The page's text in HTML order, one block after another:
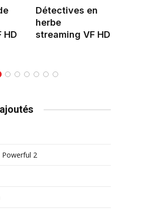
HD
Détectives en
herbe
streaming VF HD
Powerful 2